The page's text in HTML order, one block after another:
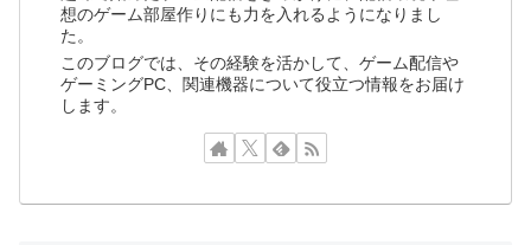
想のゲーム部屋作りにも力を入れるようになりまし
た。
このブログでは、その経験を活かして、ゲーム配信や
ゲーミングPC、関連機器について役立つ情報をお届け
します。